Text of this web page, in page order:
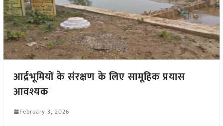
आर्द्रभूमियों के संरक्षण के लिए सामूहिक प्रयास
आवश्यक
February 3, 2026